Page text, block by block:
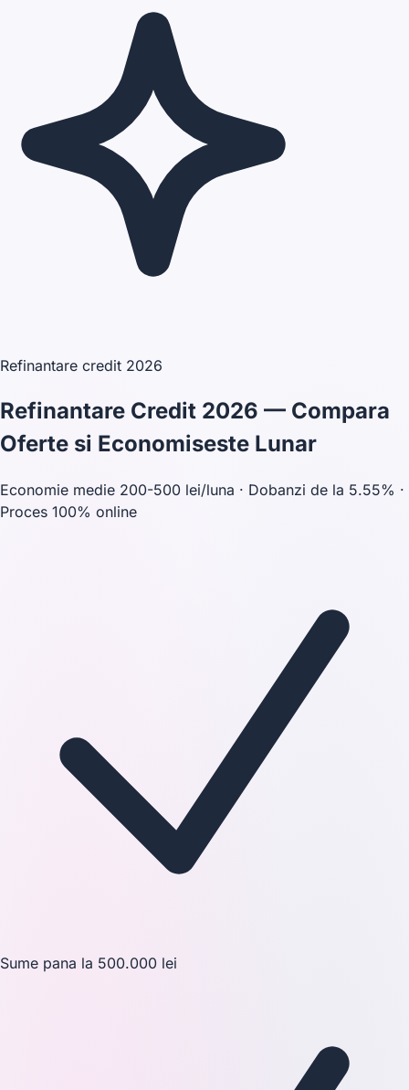
Refinantare credit 2026
Refinantare Credit 2026 — Compara
Oferte si Economiseste Lunar
Economie medie 200-500 lei/luna · Dobanzi de la 5.55% ·
Proces 100% online
Sume pana la 500.000 lei